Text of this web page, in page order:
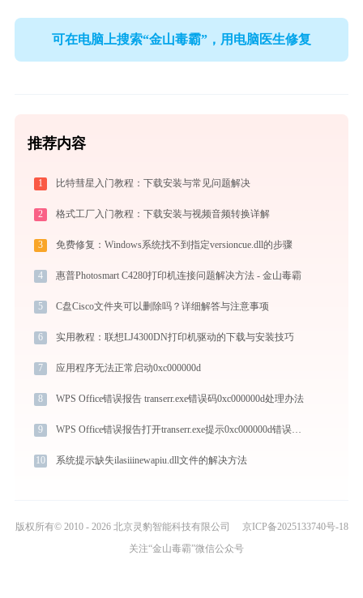
可在电脑上搜索“金山毒霸”，用电脑医生修复
推荐内容
1 比特彗星入门教程：下载安装与常见问题解决
2 格式工厂入门教程：下载安装与视频音频转换详解
3 免费修复：Windows系统找不到指定versioncue.dll的步骤
4 惠普Photosmart C4280打印机连接问题解决方法 - 金山毒霸
5 C盘Cisco文件夹可以删除吗？详细解答与注意事项
6 实用教程：联想LJ4300DN打印机驱动的下载与安装技巧
7 应用程序无法正常启动0xc000000d
8 WPS Office错误报告 transerr.exe错误码0xc000000d处理办法
9 WPS Office错误报告打开transerr.exe提示0xc000000d错误码怎么办
10 系统提示缺失ilasiiinewapiu.dll文件的解决方法
版权所有© 2010 - 2026 北京灵豹智能科技有限公司
京ICP备2025133740号-18
关注“金山毒霸”微信公众号